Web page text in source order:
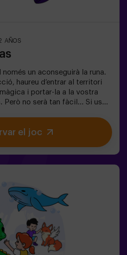
com a jugador.
AÑOS
un aconseguirà la runa.
haureu d’entrar al territori
i portar-la a la vostra
Però no serà tan fàcil… Si us
ràpid, coordinar-se en
o defensar. Aquí no només es
en equip i prendre
el joc